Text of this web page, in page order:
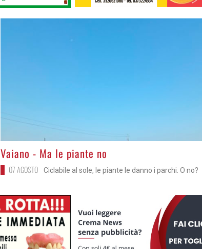
>
Vaiano - Ma le piante no
07 AGOSTO Ciclabile al sole, le piante le danno i parchi. O no?